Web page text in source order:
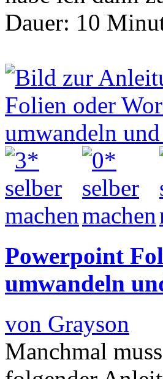
Dauer: 10
Powerpoint
umwandeln
von Grayson
Manchmal